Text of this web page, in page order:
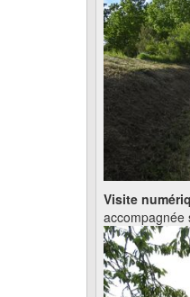
Visite
accompagnée